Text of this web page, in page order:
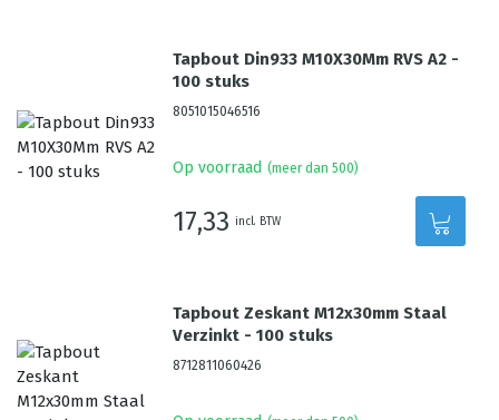
Tapbout Din933 M10X30Mm RVS A2 -
100 stuks
8051015046516
Op voorraad (meer dan 500)
17,33 incl. BTW
Tapbout Zeskant M12x30mm Staal
Verzinkt - 100 stuks
8712811060426